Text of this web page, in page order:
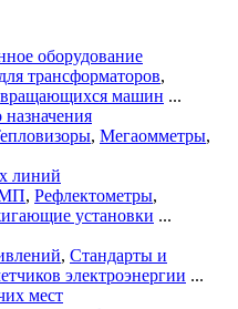
оборудование
трансформаторов,
вращающихся машин ...
, Мегаомметры,
линий
, Рефлектометры,
установки ...
, Стандарты и
электроэнергии ...
мест